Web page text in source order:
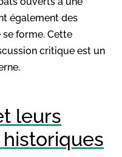
également des
forme. Cette
critique est un
leurs